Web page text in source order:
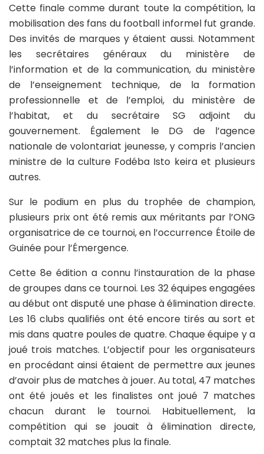
Cette finale comme durant toute la compétition, la
mobilisation des fans du football informel fut grande.
Des invités de marques y étaient aussi. Notamment
les secrétaires généraux du ministère de
l’information et de la communication, du ministère
de l’enseignement technique, de la formation
professionnelle et de l’emploi, du ministère de
l’habitat, et du secrétaire SG adjoint du
gouvernement. Également le DG de l’agence
nationale de volontariat jeunesse, y compris l’ancien
ministre de la culture Fodéba Isto keira et plusieurs
autres.
Sur le podium en plus du trophée de champion,
plusieurs prix ont été remis aux méritants par l’ONG
organisatrice de ce tournoi, en l’occurrence Étoile de
Guinée pour l’Émergence.
Cette 8e édition a connu l’instauration de la phase
de groupes dans ce tournoi. Les 32 équipes engagées
au début ont disputé une phase à élimination directe.
Les 16 clubs qualifiés ont été encore tirés au sort et
mis dans quatre poules de quatre. Chaque équipe y a
joué trois matches. L’objectif pour les organisateurs
en procédant ainsi étaient de permettre aux jeunes
d’avoir plus de matches à jouer. Au total, 47 matches
ont été joués et les finalistes ont joué 7 matches
chacun durant le tournoi. Habituellement, la
compétition qui se jouait à élimination directe,
comptait 32 matches plus la finale.